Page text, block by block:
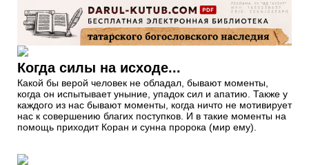
Когда силы на исходе...
Какой бы верой человек не обладал, бывают моменты,
когда он испытывает уныние, упадок сил и апатию. Также у
каждого из нас бывают моменты, когда ничто не мотивирует
нас к совершению благих поступков. И в такие моменты на
помощь приходит Коран и сунна пророка (мир ему).